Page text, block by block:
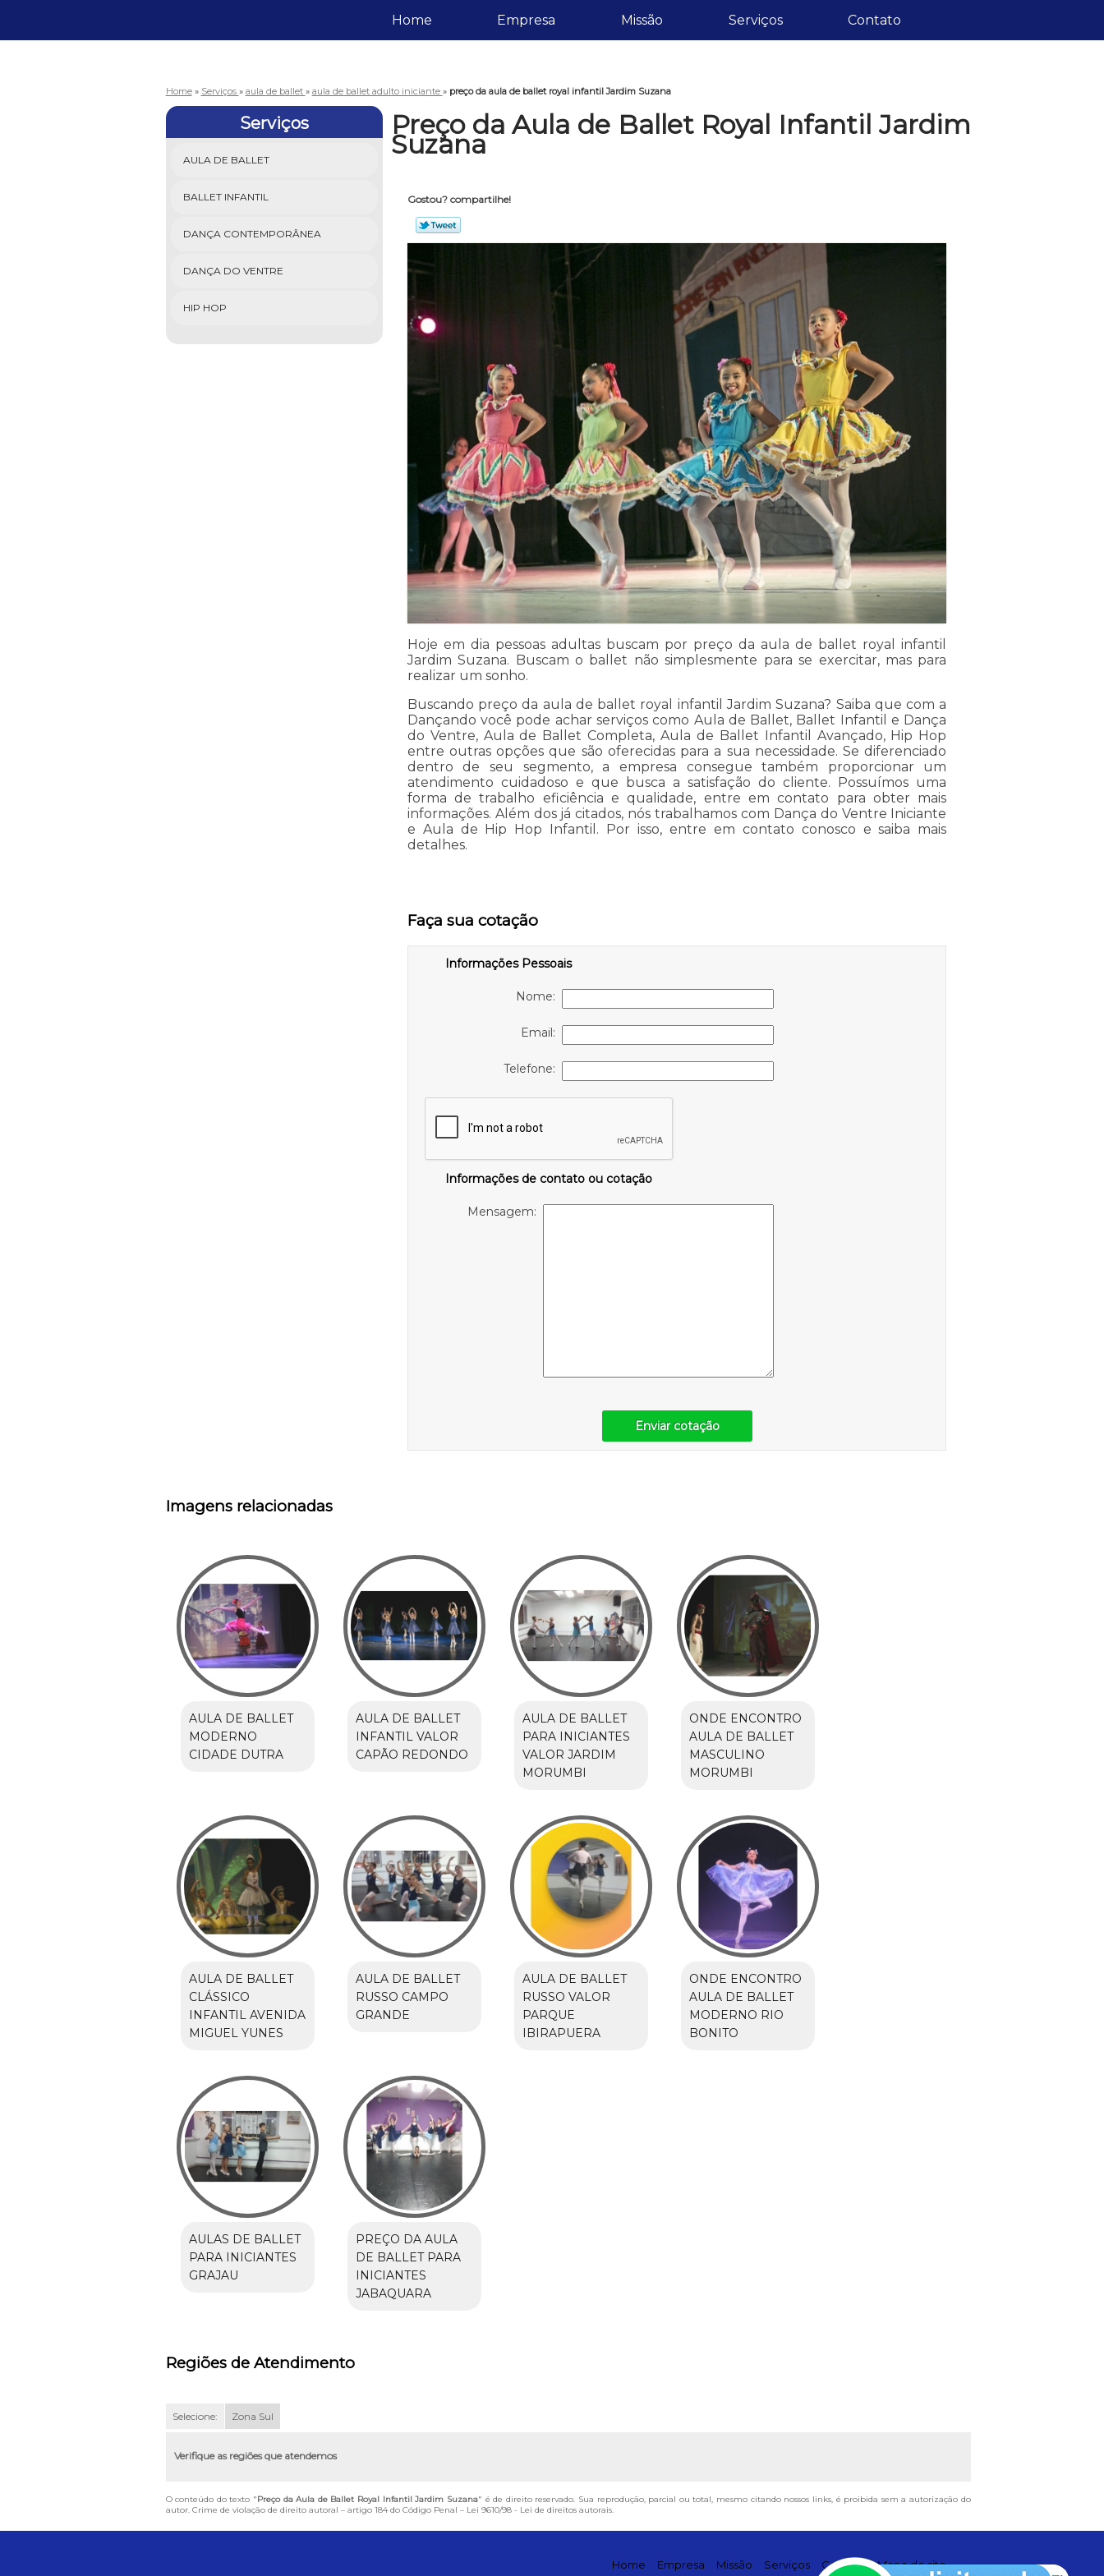
Home Empresa Missão Serviços Contato
Home » Serviços » aula de ballet » aula de ballet adulto iniciante » preço da aula de ballet royal infantil Jardim Suzana
Serviços
AULA DE BALLET
BALLET INFANTIL
DANÇA CONTEMPORÂNEA
DANÇA DO VENTRE
HIP HOP
Preço da Aula de Ballet Royal Infantil Jardim
Suzana
Gostou? compartilhe!
Hoje em dia pessoas adultas buscam por preço da aula de ballet royal infantil
Jardim Suzana. Buscam o ballet não simplesmente para se exercitar, mas para
realizar um sonho.
Buscando preço da aula de ballet royal infantil Jardim Suzana? Saiba que com a
Dançando você pode achar serviços como Aula de Ballet, Ballet Infantil e Dança
do Ventre, Aula de Ballet Completa, Aula de Ballet Infantil Avançado, Hip Hop
entre outras opções que são oferecidas para a sua necessidade. Se diferenciado
dentro de seu segmento, a empresa consegue também proporcionar um
atendimento cuidadoso e que busca a satisfação do cliente. Possuímos uma
forma de trabalho eficiência e qualidade, entre em contato para obter mais
informações. Além dos já citados, nós trabalhamos com Dança do Ventre Iniciante
e Aula de Hip Hop Infantil. Por isso, entre em contato conosco e saiba mais
detalhes.
Faça sua cotação
Informações Pessoais
Nome:
Email:
Telefone:
Informações de contato ou cotação
Mensagem:
Enviar cotação
Imagens relacionadas
AULA DE BALLET
MODERNO
CIDADE DUTRA
AULA DE BALLET
INFANTIL VALOR
CAPÃO REDONDO
AULA DE BALLET
PARA INICIANTES
VALOR JARDIM
MORUMBI
ONDE ENCONTRO
AULA DE BALLET
MASCULINO
MORUMBI
AULA DE BALLET
CLÁSSICO
INFANTIL AVENIDA
MIGUEL YUNES
AULA DE BALLET
RUSSO CAMPO
GRANDE
AULA DE BALLET
RUSSO VALOR
PARQUE
IBIRAPUERA
ONDE ENCONTRO
AULA DE BALLET
MODERNO RIO
BONITO
AULAS DE BALLET
PARA INICIANTES
GRAJAU
PREÇO DA AULA
DE BALLET PARA
INICIANTES
JABAQUARA
Regiões de Atendimento
Selecione: Zona Sul
Verifique as regiões que atendemos
O conteúdo do texto "Preço da Aula de Ballet Royal Infantil Jardim Suzana" é de direito reservado. Sua reprodução, parcial ou total, mesmo citando nossos links, é proibida sem a autorização do
autor. Crime de violação de direito autoral – artigo 184 do Código Penal – Lei 9610/98 - Lei de direitos autorais.
Home Empresa Missão Serviços Contato Mapa do site